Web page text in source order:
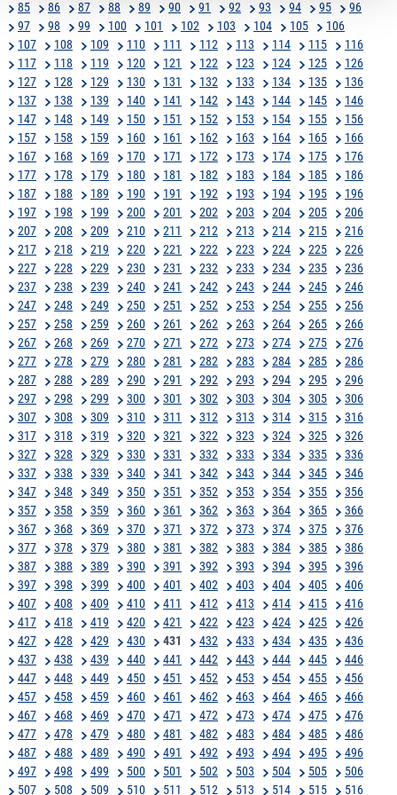
85
86 87 88 89 90 91 92 93 94 95
96
97
98 99 100 101 102 103 104 105
106
107
108 109 110 111 112 113 114 115
116
117
118 119 120 121 122 123 124 125
126
127
128 129 130 131 132 133 134 135
136
137
138 139 140 141 142 143 144 145
146
147
148 149 150 151 152 153 154 155
156
157
158 159 160 161 162 163 164 165
166
167
168 169 170 171 172 173 174 175
176
177
178 179 180 181 182 183 184 185
186
187
188 189 190 191 192 193 194 195
196
197
198 199 200 201 202 203 204 205
206
207
208 209 210 211 212 213 214 215
216
217
218 219 220 221 222 223 224 225
226
227
228 229 230 231 232 233 234 235
236
237
238 239 240 241 242 243 244 245
246
247
248 249 250 251 252 253 254 255
256
257
258 259 260 261 262 263 264 265
266
267
268 269 270 271 272 273 274 275
276
277
278 279 280 281 282 283 284 285
286
287
288 289 290 291 292 293 294 295
296
297
298 299 300 301 302 303 304 305
306
307
308 309 310 311 312 313 314 315
316
317
318 319 320 321 322 323 324 325
326
327
328 329 330 331 332 333 334 335
336
337
338 339 340 341 342 343 344 345
346
347
348 349 350 351 352 353 354 355
356
357
358 359 360 361 362 363 364 365
366
367
368 369 370 371 372 373 374 375
376
377
378 379 380 381 382 383 384 385
386
387
388 389 390 391 392 393 394 395
396
397
398 399 400 401 402 403 404 405
406
407
408 409 410 411 412 413 414 415
416
417
418 419 420 421 422 423 424 425
426
427
428 429 430 431 432 433 434 435
436
437
438 439 440 441 442 443 444 445
446
447
448 449 450 451 452 453 454 455
456
457
458 459 460 461 462 463 464 465
466
467
468 469 470 471 472 473 474 475
476
477
478 479 480 481 482 483 484 485
486
487
488 489 490 491 492 493 494 495
496
497
498 499 500 501 502 503 504 505
506
507
508 509 510 511 512 513 514 515 516